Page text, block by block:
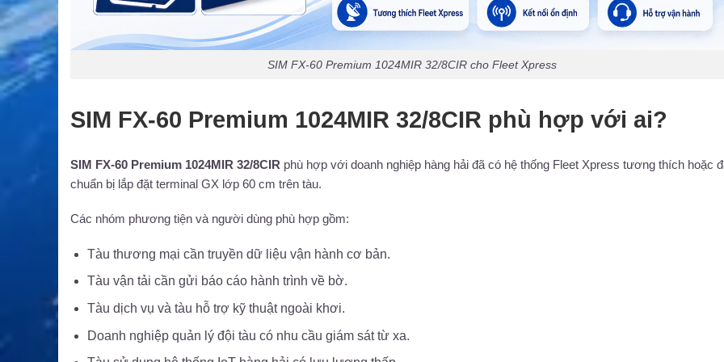
SIM FX-60 Premium 1024MIR 32/8CIR cho Fleet Xpress
SIM FX-60 Premium 1024MIR 32/8CIR phù hợp với ai?
SIM FX-60 Premium 1024MIR 32/8CIR phù hợp với doanh nghiệp hàng hải đã có hệ thống Fleet Xpress tương thích hoặc
chuẩn bị lắp đặt terminal GX lớp 60 cm trên tàu.
Các nhóm phương tiện và người dùng phù hợp gồm:
Tàu thương mại cần truyền dữ liệu vận hành cơ bản.
Tàu vận tải cần gửi báo cáo hành trình về bờ.
Tàu dịch vụ và tàu hỗ trợ kỹ thuật ngoài khơi.
Doanh nghiệp quản lý đội tàu có nhu cầu giám sát từ xa.